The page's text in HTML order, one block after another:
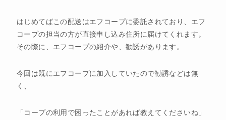
はじめてばこの配送はエフコープに委託されており、エフ
コープの担当の方が直接申し込み住所に届けてくれます。
その際に、エフコープの紹介や、勧誘があります。
今回は既にエフコープに加入していたので勧誘などは無
く、
「コープの利用で困ったことがあれば教えてくださいね」